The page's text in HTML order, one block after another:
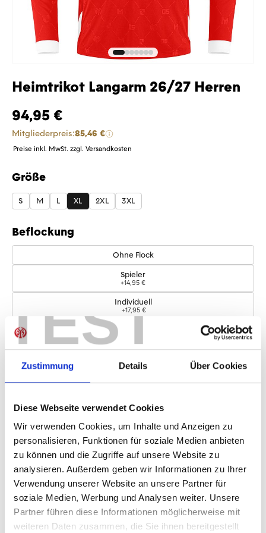
TEST
Zustimmung Details Über Cookies
Diese Webseite verwendet Cookies
Wir verwenden Cookies, um Inhalte und Anzeigen zu
personalisieren, Funktionen für soziale Medien anbieten
zu können und die Zugriffe auf unsere Website zu
analysieren. Außerdem geben wir Informationen zu Ihrer
Verwendung unserer Website an unsere Partner für
soziale Medien, Werbung und Analysen weiter. Unsere
Partner führen diese Informationen möglicherweise mit
weiteren Daten zusammen, die Sie ihnen bereitgestellt
Heimtrikot Langarm 26/27 Herren
94,95 €
Mitgliederpreis:85,46 €
Preise inkl. MwSt. zzgl. Versandkosten
Größe
auswählen
S M L XL 2XL 3XL
Beflockung
Ohne Flock
Spieler
+14,95 €
Individuell
+17,95 €
Logos
Bundesliga-Logo
+4,95 €
IN DEN WARENKORB